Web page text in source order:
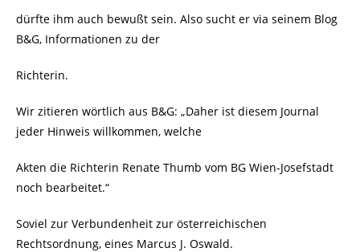
dürfte ihm auch bewußt sein. Also sucht er via seinem Blog
B&G, Informationen zu der
Richterin.
Wir zitieren wörtlich aus B&G: „Daher ist diesem Journal
jeder Hinweis willkommen, welche
Akten die Richterin Renate Thumb vom BG Wien-Josefstadt
noch bearbeitet.“
Soviel zur Verbundenheit zur österreichischen
Rechtsordnung, eines Marcus J. Oswald.